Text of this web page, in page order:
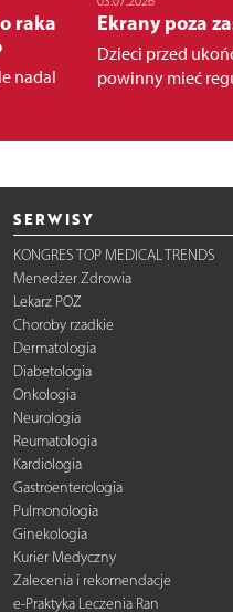
raka
nadal
Ekrany poza
Dzieci przed
powinny mieć
SERWISY
KONGRES TOP MEDICAL TRENDS
Menedżer Zdrowia
Lekarz POZ
Choroby rzadkie
Dermatologia
Diabetologia
Onkologia
Neurologia
Reumatologia
Kardiologia
Gastroenterologia
Pulmonologia
Ginekologia
Kurier Medyczny
Zalecenia i rekomendacje
e-Praktyka Leczenia Ran